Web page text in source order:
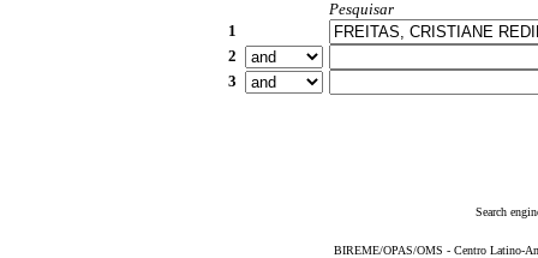
Pesquisar
1
2
3
Search
BIREME/OPAS/OMS - Centro Latino-